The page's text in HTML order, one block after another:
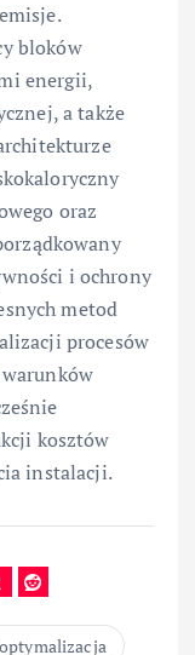
bloków
energii,
a także
oraz
i ochrony
metod
procesów
kosztów
instalacji.
optymalizacja